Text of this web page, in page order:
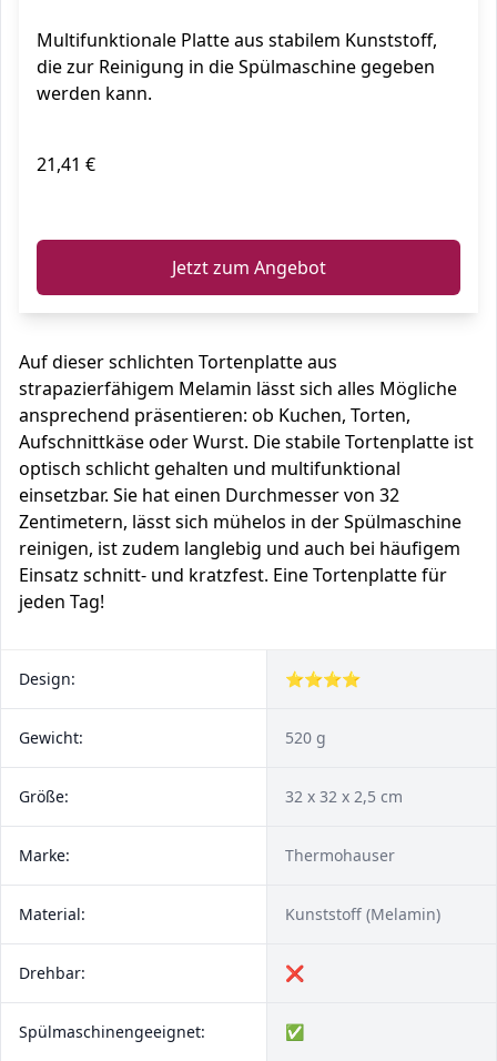
Multifunktionale Platte aus stabilem Kunststoff,
die zur Reinigung in die Spülmaschine gegeben
werden kann.
21,41 €
Jetzt zum Angebot
Auf dieser schlichten Tortenplatte aus
strapazierfähigem Melamin lässt sich alles Mögliche
ansprechend präsentieren: ob Kuchen, Torten,
Aufschnittkäse oder Wurst. Die stabile Tortenplatte ist
optisch schlicht gehalten und multifunktional
einsetzbar. Sie hat einen Durchmesser von 32
Zentimetern, lässt sich mühelos in der Spülmaschine
reinigen, ist zudem langlebig und auch bei häufigem
Einsatz schnitt- und kratzfest. Eine Tortenplatte für
jeden Tag!
Design: ⭐⭐⭐⭐
Gewicht: 520 g
Größe: 32 x 32 x 2,5 cm
Marke: Thermohauser
Material: Kunststoff (Melamin)
Drehbar: ❌
Spülmaschinengeeignet: ✅